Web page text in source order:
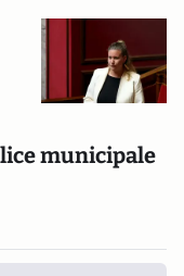
municipale